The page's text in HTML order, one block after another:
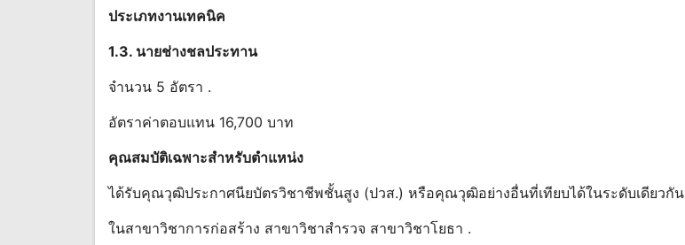
ประเภทงานเทคนิค
1.3. นายช่างชลประทาน
จํานวน 5 อัตรา .
อัตราค่าตอบแทน 16,700 บาท
คุณสมบัติเฉพาะสําหรับตําแหน่ง
ได้รับคุณวุฒิประกาศนียบัตรวิชาชีพชั้นสูง (ปวส.) หรือคุณวุฒิอย่างอื่นที่เทียบได้ในระดับเดียวกัน
ในสาขาวิชาการก่อสร้าง สาขาวิชาสํารวจ สาขาวิชาโยธา .